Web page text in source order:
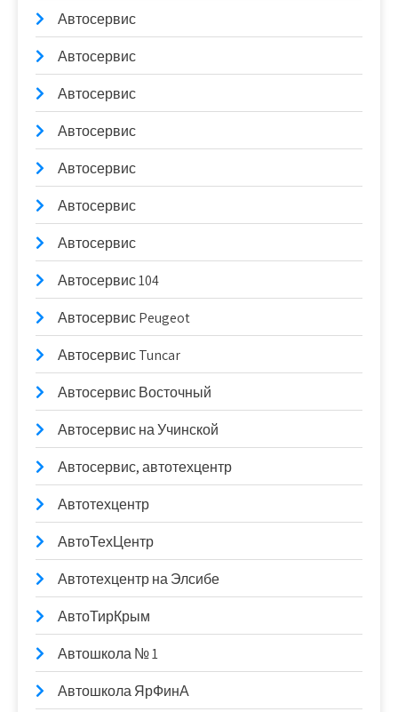
Автосервис
Автосервис
Автосервис
Автосервис
Автосервис
Автосервис
Автосервис
Автосервис 104
Автосервис Peugeot
Автосервис Tuncar
Автосервис Восточный
Автосервис на Учинской
Автосервис, автотехцентр
Автотехцентр
АвтоТехЦентр
Автотехцентр на Элсибе
АвтоТирКрым
Автошкола № 1
Автошкола ЯрФинА